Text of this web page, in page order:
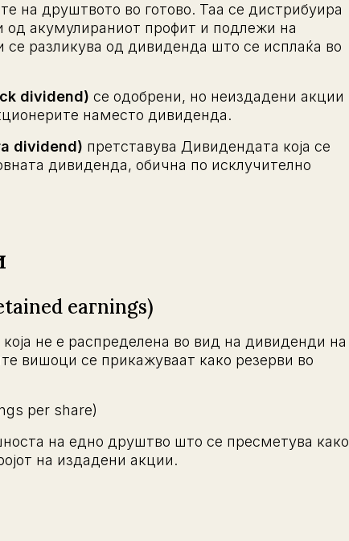
на друштвото во готово. Таа се дистрибуира
од акумулираниот профит и подлежи на
разликува од дивиденда што се исплаќа во
dividend) се одобрени, но неиздадени акции
наместо дивиденда.
dividend) претставува Дивидендата која се
дивиденда, обична по исклучително
eaгnings)
не е распределена во вид на дивиденди на
вишоци се прикажуваат како резерви во
per share)
на едно друштво што се пресметува како
на издадени акции.